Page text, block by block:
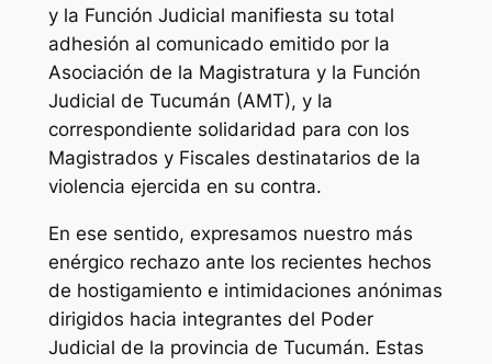
y la Función Judicial manifiesta su total
adhesión al comunicado emitido por la
Asociación de la Magistratura y la Función
Judicial de Tucumán (AMT), y la
correspondiente solidaridad para con los
Magistrados y Fiscales destinatarios de la
violencia ejercida en su contra.
En ese sentido, expresamos nuestro más
enérgico rechazo ante los recientes hechos
de hostigamiento e intimidaciones anónimas
dirigidos hacia integrantes del Poder
Judicial de la provincia de Tucumán. Estas